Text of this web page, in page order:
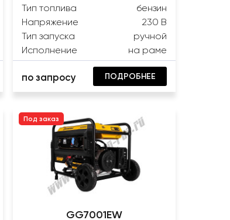
Тип топлива
бензин
Напряжение
230 В
Тип запуска
ручной
Исполнение
на раме
по запросу ПОДРОБНЕЕ
Под заказ
GG7001EW